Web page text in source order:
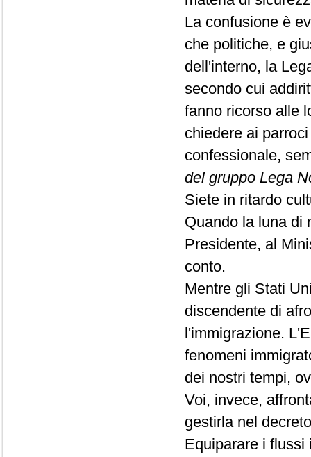
La confusione è
che politiche, e
dell'interno, la
secondo cui
fanno ricorso alle
chiedere ai
confessionale,
del gruppo Lega
Siete in ritardo
Quando la luna di
Presidente, al
conto.
Mentre gli Stati
discendente di
l'immigrazione.
fenomeni
dei nostri tempi,
Voi, invece,
gestirla nel
Equiparare i flussi